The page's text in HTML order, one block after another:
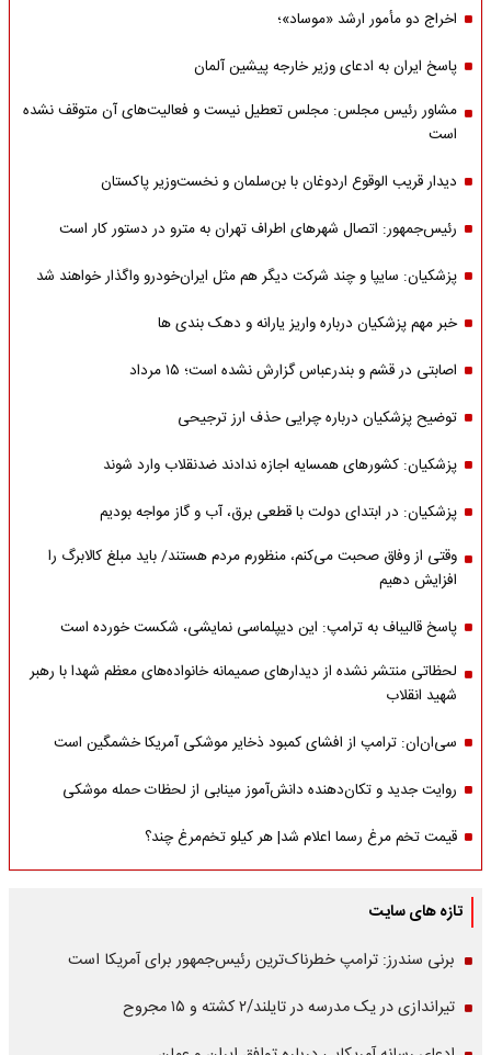
اخراج دو مأمور ارشد «موساد»؛
پاسخ ایران به ادعای وزیر خارجه پیشین آلمان
مشاور رئیس مجلس: مجلس تعطیل نیست و فعالیت‌های آن متوقف نشده
است
دیدار قریب الوقوع اردوغان با بن‌سلمان و نخست‌وزیر پاکستان
رئیس‌جمهور: اتصال شهرهای اطراف تهران به مترو در دستور کار است
پزشکیان: سایپا و چند شرکت دیگر هم مثل ایران‌خودرو واگذار خواهند شد
خبر مهم پزشکیان درباره واریز یارانه و دهک بندی ها
اصابتی در قشم و بندرعباس گزارش نشده است؛ ۱۵ مرداد
توضیح پزشکیان درباره چرایی حذف ارز ترجیحی
پزشکیان: کشورهای همسایه اجازه ندادند ضدنقلاب وارد شوند
پزشکیان: در ابتدای دولت با قطعی برق، آب و گاز مواجه بودیم
وقتی از وفاق صحبت می‌کنم، منظورم مردم هستند/ باید مبلغ کالابرگ را
افزایش دهیم
پاسخ قالیباف به ترامپ: این دیپلماسی نمایشی، شکست خورده است
لحظاتی منتشر نشده از دیدارهای صمیمانه خانواده‌های معظم شهدا با رهبر
شهید انقلاب
سی‌ان‌ان: ترامپ از افشای کمبود ذخایر موشکی آمریکا خشمگین است
روایت جدید و تکان‌دهنده دانش‌آموز مینابی از لحظات حمله موشکی
قیمت تخم مرغ رسما اعلام شد| هر کیلو تخم‌مرغ چند؟
تازه های سایت
برنی سندرز: ترامپ خطرناک‌ترین رئیس‌جمهور برای آمریکا است
تیراندازی در یک مدرسه در تایلند/۲ کشته و ۱۵ مجروح